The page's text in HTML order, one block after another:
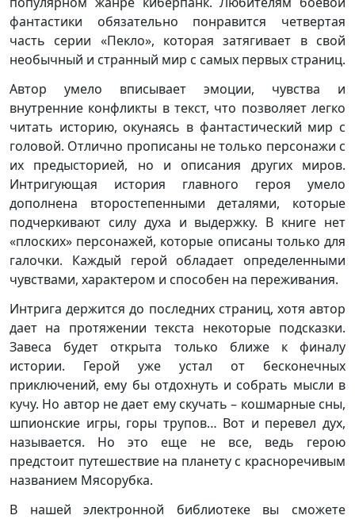
фантастики обязательно понравится четвертая
часть серии «Пекло», которая затягивает в свой
необычный и странный мир с самых первых страниц.
Автор умело вписывает эмоции, чувства и
внутренние конфликты в текст, что позволяет легко
читать историю, окунаясь в фантастический мир с
головой. Отлично прописаны не только персонажи с
их предысторией, но и описания других миров.
Интригующая история главного героя умело
дополнена второстепенными деталями, которые
подчеркивают силу духа и выдержку. В книге нет
«плоских» персонажей, которые описаны только для
галочки. Каждый герой обладает определенными
чувствами, характером и способен на переживания.
Интрига держится до последних страниц, хотя автор
дает на протяжении текста некоторые подсказки.
Завеса будет открыта только ближе к финалу
истории. Герой уже устал от бесконечных
приключений, ему бы отдохнуть и собрать мысли в
кучу. Но автор не дает ему скучать – кошмарные сны,
шпионские игры, горы трупов… Вот и перевел дух,
называется. Но это еще не все, ведь герою
предстоит путешествие на планету с красноречивым
названием Мясорубка.
В нашей электронной библиотеке вы сможете